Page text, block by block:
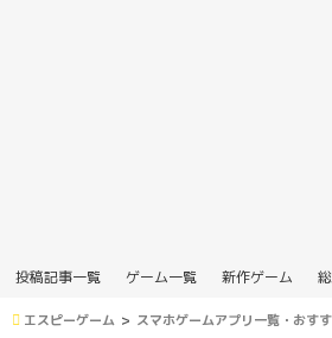
投稿記事一覧 ゲーム一覧 新作ゲーム
エスピーゲーム スマホゲームアプリ一覧・おす